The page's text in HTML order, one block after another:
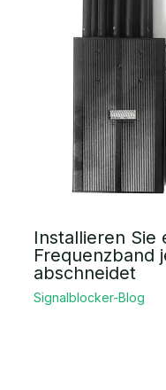
Installieren Sie
Frequenzband
abschneidet
Signalblocker-Blog